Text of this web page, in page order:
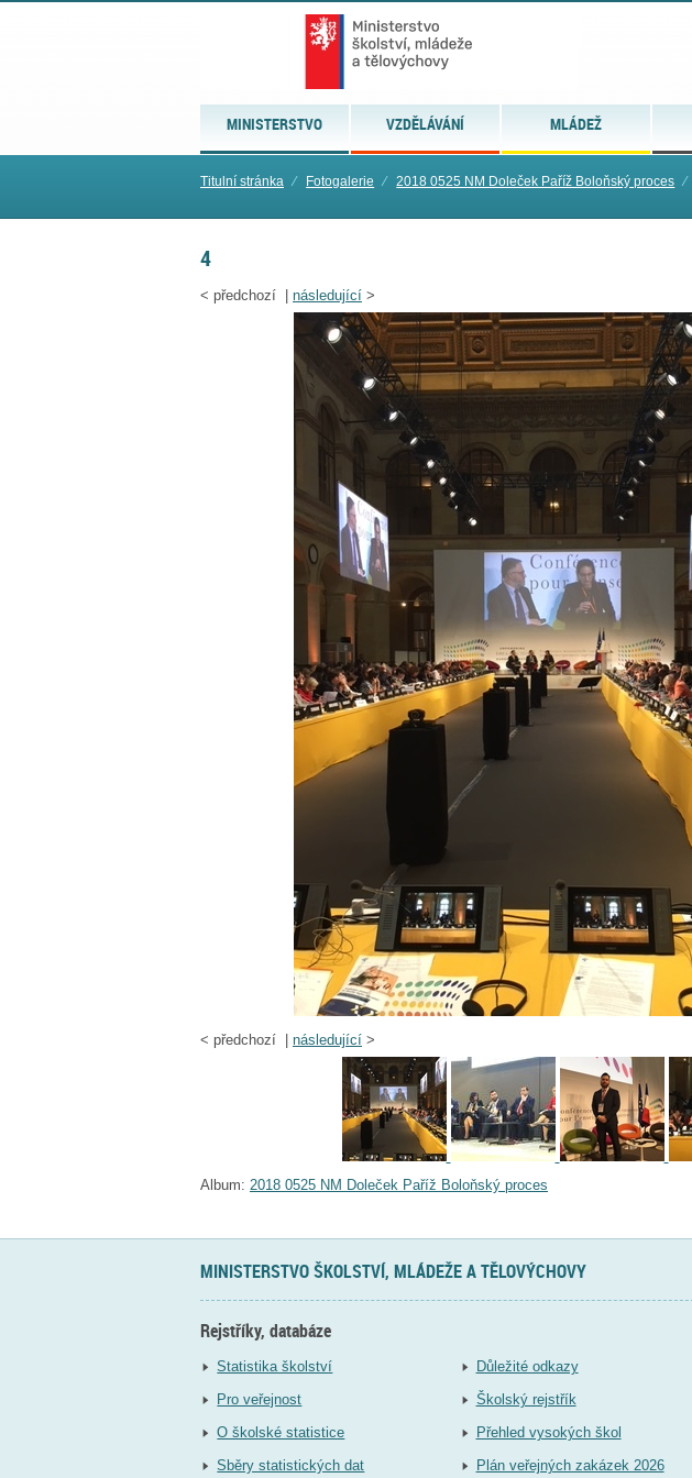
MINISTERSTVO VZDĚLÁVÁNÍ MLÁDEŽ
Titulní stránka ⁄ Fotogalerie ⁄ 2018 0525 NM Doleček Paříž Boloňský proces ⁄
4
< předchozí | následující >
< předchozí | následující >
Album: 2018 0525 NM Doleček Paříž Boloňský proces
MINISTERSTVO ŠKOLSTVÍ, MLÁDEŽE A TĚLOVÝCHOVY
Rejstříky, databáze
Statistika školství
Pro veřejnost
O školské statistice
Sběry statistických dat
Důležité odkazy
Školský rejstřík
Přehled vysokých škol
Plán veřejných zakázek 2026